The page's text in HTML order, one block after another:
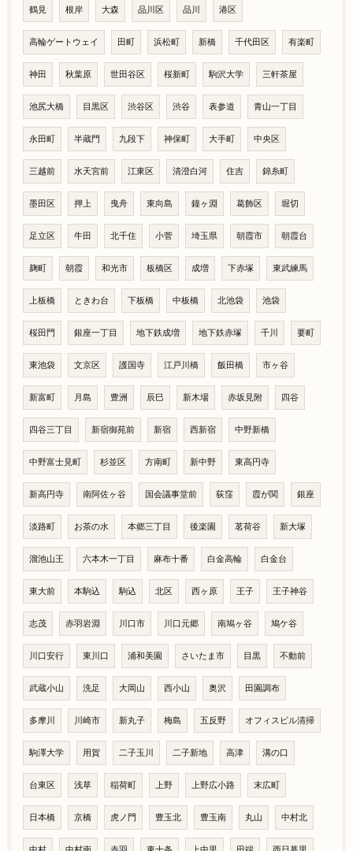
鶴見 根岸 大森 品川区 品川 港区
高輪ゲートウェイ 田町 浜松町 新橋 千代田区 有楽町
神田 秋葉原 世田谷区 桜新町 駒沢大学 三軒茶屋
池尻大橋 目黒区 渋谷区 渋谷 表参道 青山一丁目
永田町 半蔵門 九段下 神保町 大手町 中央区
三越前 水天宮前 江東区 清澄白河 住吉 錦糸町
墨田区 押上 曳舟 東向島 鐘ヶ淵 葛飾区 堀切
足立区 牛田 北千住 小菅 埼玉県 朝霞市 朝霞台
麹町 朝霞 和光市 板橋区 成増 下赤塚 東武練馬
上板橋 ときわ台 下板橋 中板橋 北池袋 池袋
桜田門 銀座一丁目 地下鉄成増 地下鉄赤塚 千川 要町
東池袋 文京区 護国寺 江戸川橋 飯田橋 市ヶ谷
新富町 月島 豊洲 辰巳 新木場 赤坂見附 四谷
四谷三丁目 新宿御苑前 新宿 西新宿 中野新橋
中野富士見町 杉並区 方南町 新中野 東高円寺
新高円寺 南阿佐ヶ谷 国会議事堂前 荻窪 霞が関 銀座
淡路町 お茶の水 本郷三丁目 後楽園 茗荷谷 新大塚
溜池山王 六本木一丁目 麻布十番 白金高輪 白金台
東大前 本駒込 駒込 北区 西ヶ原 王子 王子神谷
志茂 赤羽岩淵 川口市 川口元郷 南鳩ヶ谷 鳩ケ谷
川口安行 東川口 浦和美園 さいたま市 目黒 不動前
武蔵小山 洗足 大岡山 西小山 奥沢 田園調布
多摩川 川崎市 新丸子 梅島 五反野 オフィスビル清掃
駒澤大学 用賀 二子玉川 二子新地 高津 溝の口
台東区 浅草 稲荷町 上野 上野広小路 末広町
日本橋 京橋 虎ノ門 豊玉北 豊玉南 丸山 中村北